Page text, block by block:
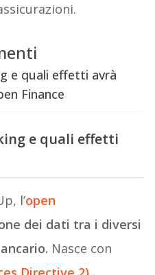
e quali effetti avrà
Finance
e quali effetti
l’open
dei dati tra i diversi
Nasce con